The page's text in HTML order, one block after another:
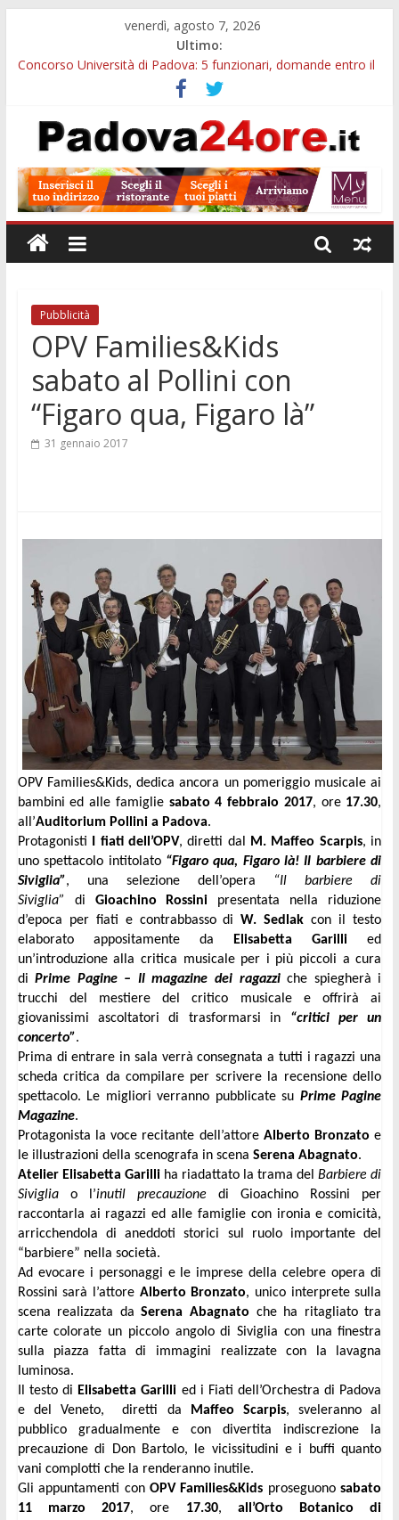
venerdì, agosto 7, 2026
Ultimo:
Concorso Università di Padova: 5 funzionari, domande entro il
Notizie di Padova alle ore 10: arresto, fermata Busitalia e
tregua dal caldo
Slow Looking agli Eremitani: un’ora per osservare davvero
Notizie di Padova alle ore 21: lavoratore morto, credito sul
gasolio e IA nei Comuni
Orto Botanico Padova: visite ed escursioni fino a settembre
Pubblicità
OPV Families&Kids
sabato al Pollini con
“Figaro qua, Figaro là”
31 gennaio 2017
OPV Families&Kids, dedica ancora un pomeriggio musicale ai
bambini ed alle famiglie sabato 4 febbraio 2017, ore 17.30,
all’Auditorium Pollini a Padova.
Protagonisti I fiati dell’OPV, diretti dal M. Maffeo Scarpis, in
uno spettacolo intitolato “Figaro qua, Figaro là! Il barbiere di
Siviglia”, una selezione dell’opera
“Il barbiere di
Siviglia”
di Gioachino Rossini presentata nella riduzione
d’epoca per fiati e contrabbasso diW. Sedlak con il testo
elaborato appositamente da Elisabetta Garilli ed
un’introduzione alla critica musicale per i più piccoli a cura
diPrime Pagine – Il magazine dei ragazziche spiegherà i
trucchi del mestiere del critico musicale e offrirà ai
giovanissimi ascoltatori di trasformarsi in “critici per un
concerto”.
Prima di entrare in sala verrà consegnata a tutti i ragazzi una
scheda critica da compilare per scrivere la recensione dello
spettacolo. Le migliori verranno pubblicate su Prime Pagine
Magazine.
Protagonista la voce recitante dell’attore Alberto Bronzato e
le illustrazioni della scenografa in scena Serena Abagnato.
Atelier Elisabetta Garilliha riadattato la trama delBarbiere di
Sivigliao l’inutil precauzionedi Gioachino Rossini per
raccontarla ai ragazzi ed alle famiglie con ironia e comicità,
arricchendola di aneddoti storici sul ruolo importante del
“barbiere” nella società.
Ad evocare i personaggi e le imprese della celebre opera di
Rossini sarà l’attore Alberto Bronzato, unico interprete sulla
scena realizzata daSerena Abagnato che ha ritagliato tra
carte colorate un piccolo angolo di Siviglia con una finestra
sulla piazza fatta di immagini realizzate con la lavagna
luminosa.
Il testo di Elisabetta Garilli ed i Fiati dell’Orchestra di Padova
e del Veneto, diretti da Maffeo Scarpis, sveleranno al
pubblico gradualmente e con divertita indiscrezione la
precauzione di Don Bartolo, le vicissitudini e i buffi quanto
vani complotti che la renderanno inutile.
Gli appuntamenti con OPV Families&Kids proseguonosabato
11 marzo 2017, ore 17.30, all’Orto Botanico di